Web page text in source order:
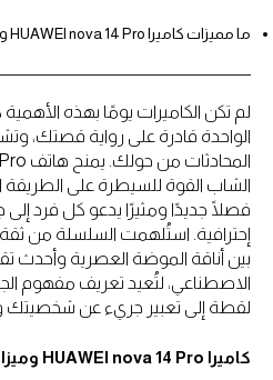
ما مميزات كاميرا HUAWEI nova 14 Pro وتقنيات التصوير الذكي؟
لم تكن الكاميرات يومًا بهذه
الواحدة قادرة على رواية قصتك،
الشاب القوة للسيطرة على الطريقة
فصلًا جديدًا ومثيرًا يدعو كل فرد
إحترافية. استُلهمت السلسلة من
بين أناقة الموضة العصرية وأحدث
الاصطناعي، لتُعيد تعريف مفهوم
لقطة إلى تعبير جريء عن
كاميرا HUAWEI nova 14 Pro وميزات التصوير الذكي